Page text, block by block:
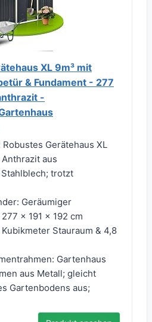
XL 9m³ mit
& Fundament - 277
-
Gerätehaus XL
aus
trotzt
Geräumiger
x 191 x 192 cm
Stauraum & 4,8
Gartenhaus
aus Metall; gleicht
Gartenbodens aus;